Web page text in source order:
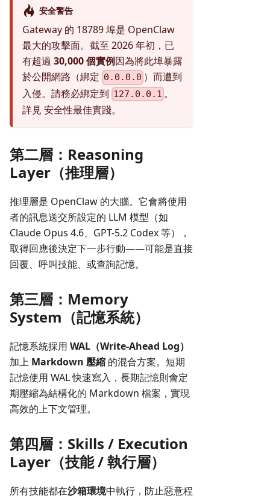
安全警告
Gateway 的 18789 埠是 OpenClaw
最大的攻擊面。截至 2026 年初，已
有超過 30,000 個實例因為將此埠暴露
於公開網路（綁定 0.0.0.0 ）而遭到
入侵。請務必綁定到 127.0.0.1 。
詳見 安全性最佳實踐。
第二層：Reasoning
Layer（推理層）
推理層是 OpenClaw 的大腦。它會將使用
者的訊息送交所設定的 LLM 模型（如
Claude Opus 4.6、GPT-5.2 Codex 等），
取得回應後決定下一步行動——可能是直接
回覆、呼叫技能、或查詢記憶。
第三層：Memory
System（記憶系統）
記憶系統採用 WAL（Write-Ahead Log）
加上 Markdown 壓縮 的混合方案。短期
記憶使用 WAL 快速寫入，長期記憶則會定
期壓縮為結構化的 Markdown 檔案，實現
高效的上下文管理。
第四層：Skills / Execution
Layer（技能 / 執行層）
所有技能都在沙箱環境中執行，防止惡意程